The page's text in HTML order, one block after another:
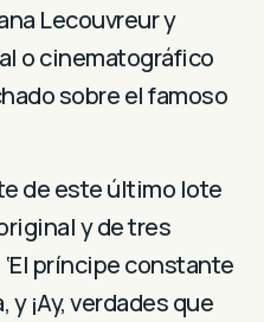
Lecouvreur y
o cinematográfico
sobre el famoso
de este último lote
y de tres
príncipe constante
y ¡Ay, verdades que